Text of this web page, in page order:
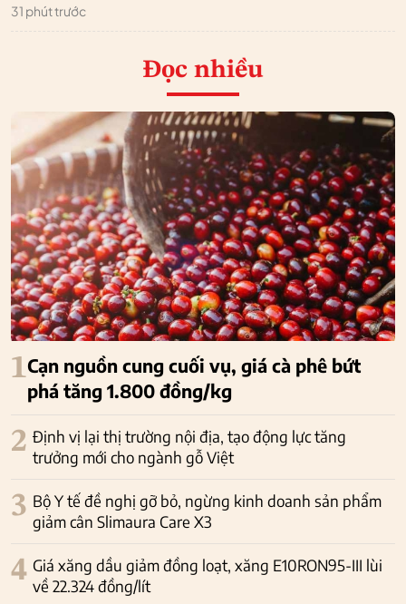
31 phút trước
Đọc nhiều
1Cạn nguồn cung cuối vụ, giá cà phê bứt
phá tăng 1.800 đồng/kg
2 Định vị lại thị trường nội địa, tạo động lực tăng
trưởng mới cho ngành gỗ Việt
3 Bộ Y tế đề nghị gỡ bỏ, ngừng kinh doanh sản phẩm
giảm cân Slimaura Care X3
4 Giá xăng dầu giảm đồng loạt, xăng E10RON95-III lùi
về 22.324 đồng/lít